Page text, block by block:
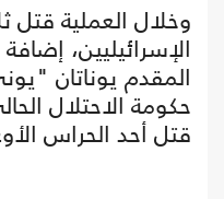
وخلال العملية قتل
الإسرائيليين،
المقدم يوناتان
حكومة الاحتلال
قتل أحد الحراس